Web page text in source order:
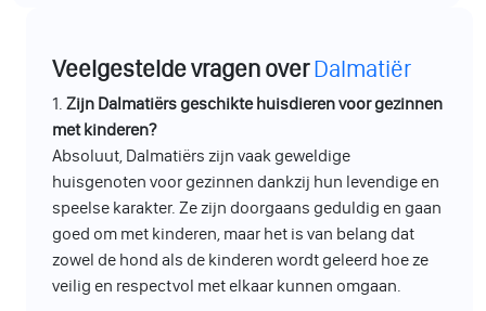
Veelgestelde vragen overDalmatiër
1. Zijn Dalmatiërs geschikte huisdieren voor gezinnen
met kinderen?
Absoluut, Dalmatiërs zijn vaak geweldige
huisgenoten voor gezinnen dankzij hun levendige en
speelse karakter. Ze zijn doorgaans geduldig en gaan
goed om met kinderen, maar het is van belang dat
zowel de hond als de kinderen wordt geleerd hoe ze
veilig en respectvol met elkaar kunnen omgaan.